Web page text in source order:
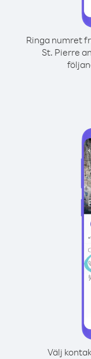
Ringa numret
St. Pierre
Välj